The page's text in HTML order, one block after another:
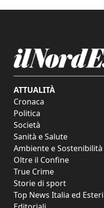
ATTUALITÀ
Cronaca
Politica
Società
Sanità e Salute
Ambiente e Sostenibilità
Oltre il Confine
True Crime
Storie di sport
Top News Italia ed Esteri